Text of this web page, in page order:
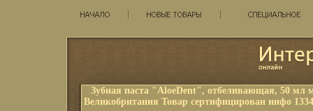
Зубная паста "AloeDent", отбеливающая, 50 мл
Великобритания Товар сертифицирован инфо